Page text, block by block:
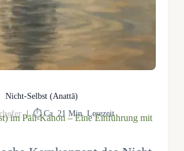
Nicht-Selbst (Anattā)
| ⏱️ Ca. 21 Min. Lesezeit
im Pāli-Kanon – Eine Einführung mit